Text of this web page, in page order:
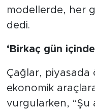
modellerde, her
dedi.
‘Birkaç gün
Çağlar, piyasada
ekonomik
vurgularken, “Şu